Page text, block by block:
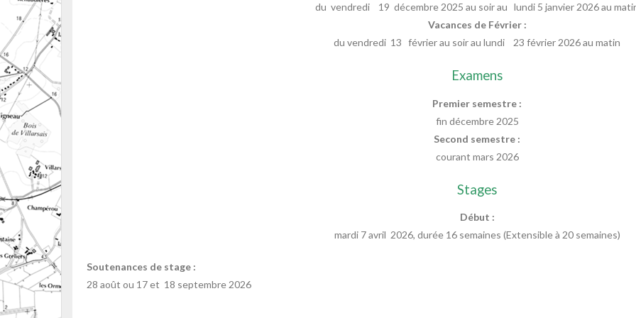
du vendredi 19 décembre 2025 au soir au lundi 5 janvier 2026 au
Vacances de Février :
du vendredi 13 février au soir au lundi 23 février 2026 au matin
Examens
Premier semestre :
fin décembre 2025
Second semestre :
courant mars 2026
Stages
Début :
mardi 7 avril 2026, durée 16 semaines (Extensible à 20 semaines)
Soutenances de stage :
28 août ou 17 et 18 septembre 2026